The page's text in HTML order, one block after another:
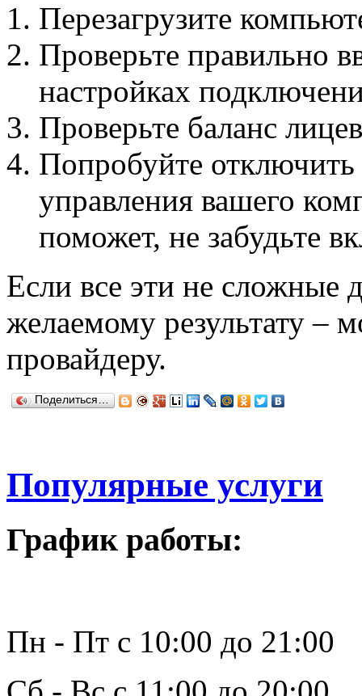
Перезагрузите
Проверьте правильно
настройках
Проверьте баланс
Попробуйте
управления вашего
поможет, не забудьте
Если все эти не сложные
желаемому результату –
провайдеру.
Поделиться…
Популярные услуги
График работы:
Пн - Пт с 10:00 до 21:00